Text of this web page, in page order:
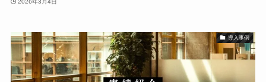
2026年3月4日
導入事例